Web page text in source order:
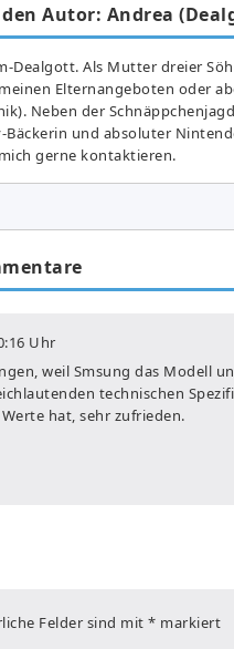
den Autor: Andrea
Dealgott. Als Mutter dreier
Elternangeboten oder
Neben der
und absoluter
gerne kontaktieren.
Uhr
weil Smsung das Modell
technischen
hat, sehr zufrieden.
Felder sind mit * markiert